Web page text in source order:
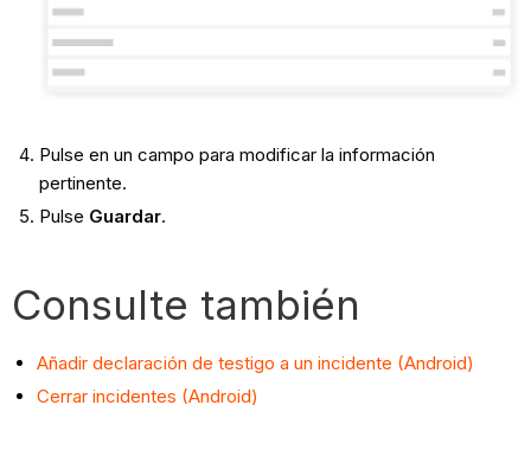
Pulse en un campo para modificar la información
pertinente.
Pulse Guardar.
Consulte también
Añadir declaración de testigo a un incidente (Android)
Cerrar incidentes (Android)